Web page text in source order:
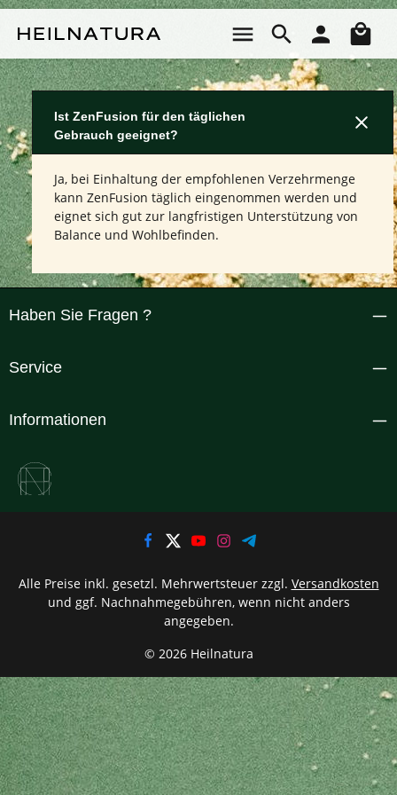
Ist ZenFusion für den täglichen
Gebrauch geeignet?
Ja, bei Einhaltung der empfohlenen Verzehrmenge
kann ZenFusion täglich eingenommen werden und
eignet sich gut zur langfristigen Unterstützung von
Balance und Wohlbefinden.
Haben Sie Fragen ?
Service
Informationen
© 2026 Heilnatura
Alle Preise inkl. gesetzl. Mehrwertsteuer zzgl. Versandkosten
und ggf. Nachnahmegebühren, wenn nicht anders
angegeben.